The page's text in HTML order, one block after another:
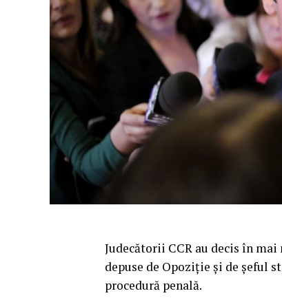
Judecătorii CCR au decis în
depuse de Opoziţie şi de şeful
procedură penală.